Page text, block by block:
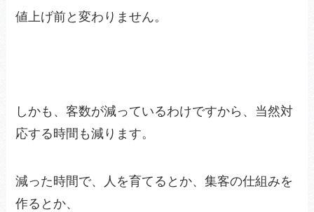
値上げ前と変わりません。
しかも、客数が減っているわけですから、当然対
応する時間も減ります。
減った時間で、人を育てるとか、集客の仕組みを
作るとか、